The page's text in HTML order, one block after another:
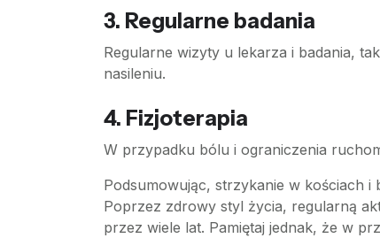
3. Regularne badania
Regularne wizyty u lekarza i badania,
nasileniu.
4. Fizjoterapia
W przypadku bólu i ograniczenia
Podsumowując, strzykanie w kościach i
Poprzez zdrowy styl życia, regularną
przez wiele lat. Pamiętaj jednak, że w